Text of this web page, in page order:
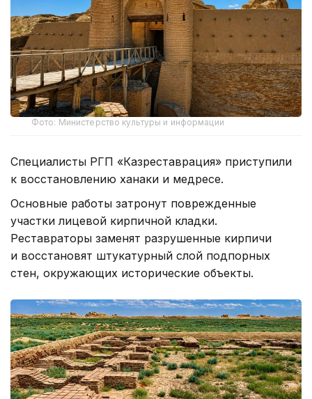
Фото: Министерство культуры и информации
Специалисты РГП «Казреставрация» приступили
к восстановлению ханаки и медресе.
Основные работы затронут поврежденные
участки лицевой кирпичной кладки.
Реставраторы заменят разрушенные кирпичи
и восстановят штукатурный слой подпорных
стен, окружающих исторические объекты.